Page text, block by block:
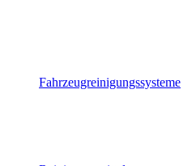
Fahrzeugreinigungssysteme